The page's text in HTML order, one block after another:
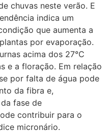
chuvas neste verão. E
indica um
que aumenta a
por evaporação.
acima dos 27°C
e a floração. Em relação
por falta de água pode
da fibra e,
fase de
contribuir para o
micronário.